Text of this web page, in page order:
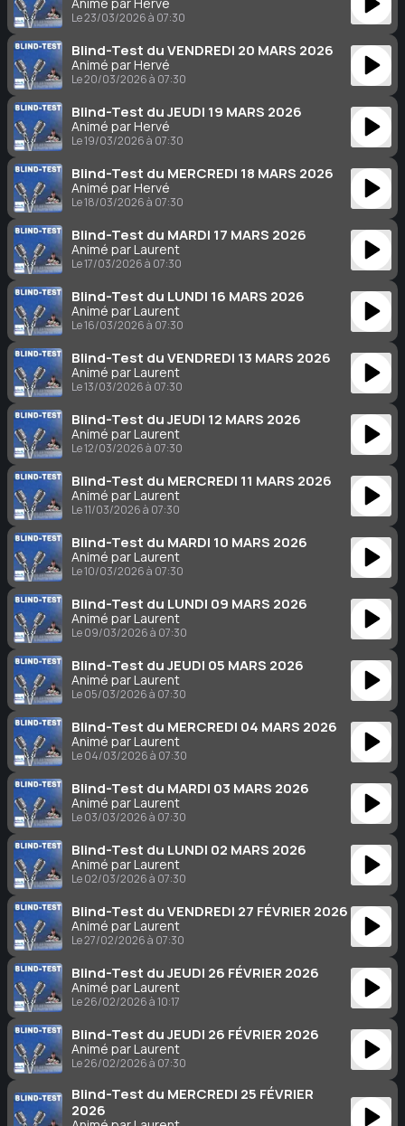
Le 23/03/2026 à 07:30
Blind-Test du VENDREDI 20 MARS 2026
Animé par Hervé
Le 20/03/2026 à 07:30
Blind-Test du JEUDI 19 MARS 2026
Animé par Hervé
Le 19/03/2026 à 07:30
Blind-Test du MERCREDI 18 MARS 2026
Animé par Hervé
Le 18/03/2026 à 07:30
Blind-Test du MARDI 17 MARS 2026
Animé par Laurent
Le 17/03/2026 à 07:30
Blind-Test du LUNDI 16 MARS 2026
Animé par Laurent
Le 16/03/2026 à 07:30
Blind-Test du VENDREDI 13 MARS 2026
Animé par Laurent
Le 13/03/2026 à 07:30
Blind-Test du JEUDI 12 MARS 2026
Animé par Laurent
Le 12/03/2026 à 07:30
Blind-Test du MERCREDI 11 MARS 2026
Animé par Laurent
Le 11/03/2026 à 07:30
Blind-Test du MARDI 10 MARS 2026
Animé par Laurent
Le 10/03/2026 à 07:30
Blind-Test du LUNDI 09 MARS 2026
Animé par Laurent
Le 09/03/2026 à 07:30
Blind-Test du JEUDI 05 MARS 2026
Animé par Laurent
Le 05/03/2026 à 07:30
Blind-Test du MERCREDI 04 MARS 2026
Animé par Laurent
Le 04/03/2026 à 07:30
Blind-Test du MARDI 03 MARS 2026
Animé par Laurent
Le 03/03/2026 à 07:30
Blind-Test du LUNDI 02 MARS 2026
Animé par Laurent
Le 02/03/2026 à 07:30
Blind-Test du VENDREDI 27 FÉVRIER 2026
Animé par Laurent
Le 27/02/2026 à 07:30
Blind-Test du JEUDI 26 FÉVRIER 2026
Animé par Laurent
Le 26/02/2026 à 10:17
Blind-Test du JEUDI 26 FÉVRIER 2026
Animé par Laurent
Le 26/02/2026 à 07:30
Blind-Test du MERCREDI 25 FÉVRIER
2026